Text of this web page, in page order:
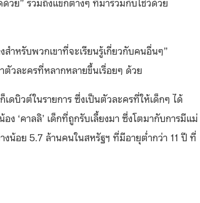
ำหรับพวกเขาที่จะเรียนรู้เกี่ยวกับคนอื่นๆ”
วละครที่หลากหลายขึ้นเรื่อยๆ ด้วย
ดบิวต์ในรายการ ​ซึ่งเป็นตัวละครที่ให้เด็กๆ ได้
ง ‘คาลลิ’ เด็กที่ถูกรับเลี้ยงมา ซึ่งโตมากับการมีแม่
น้อย 5.7 ล้านคนในสหรัฐฯ ที่มีอายุต่ำกว่า 11 ปี ที่